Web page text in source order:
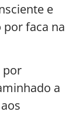
e
faca na
por
a